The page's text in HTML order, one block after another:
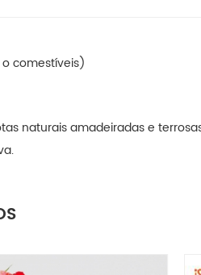
comestíveis)
naturais amadeiradas e